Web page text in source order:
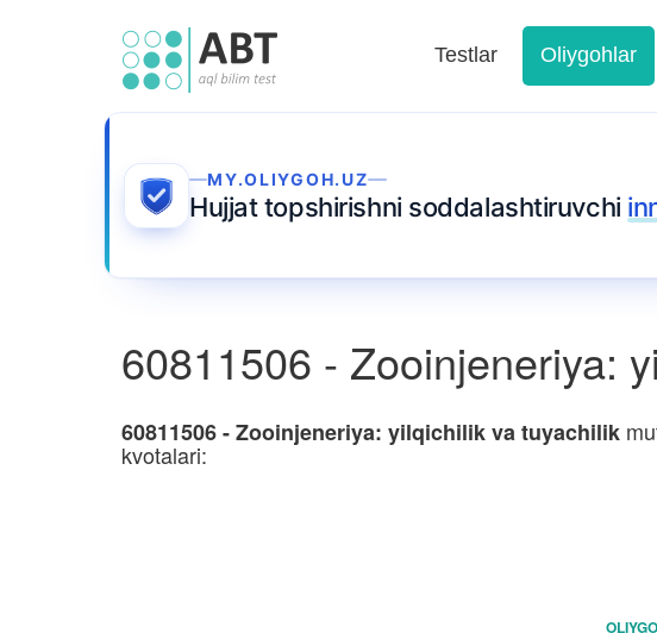
Testlar Oliygohlar
MY.OLIYGOH.UZ
Hujjat topshirishni soddalashtiruvchi
60811506 - Zooinjeneriya:
60811506 - Zooinjeneriya: yilqichilik va tuyachilik
kvotalari: